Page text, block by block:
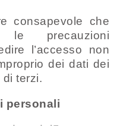
consapevole che
precauzioni
l’accesso non
dei dati dei
di terzi.
personali